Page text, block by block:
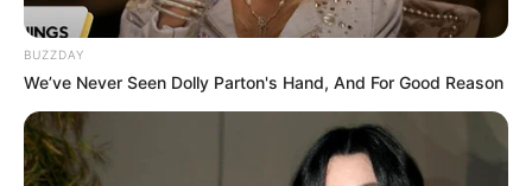
Bilder von Sehenswürdigkeiten mit noch mehr
touristischen Informationen über Heidelberg:
BUZZDAY
We’ve Never Seen Dolly Parton's Hand, And For Good Reason